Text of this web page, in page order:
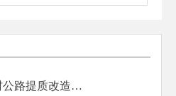
东乡县2025年农村公路提质改造工程一标段即将全线通车